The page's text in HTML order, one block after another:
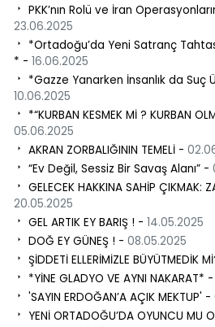
PKK’nın Rolü ve İran
23.06.2025
*Ortadoğu’da Yeni Satranç
* - 16.06.2025
*Gazze Yanarken İnsanlık da Suç
10.06.2025
*“KURBAN KESMEK Mİ ? KURBAN
05.06.2025
AKRAN ZORBALIĞININ TEMELİ -
“Ev Değil, Sessiz Bir Savaş Alanı” -
GELECEK HAKKINA SAHİP ÇIKMAK:
20.05.2025
GEL ARTIK EY BARIŞ ! - 14.05.2025
DOĞ EY GÜNEŞ ! - 08.05.2025
ŞİDDETİ ELLERİMİZLE BÜYÜTMEDİK
*YİNE GLADYO VE AYNI NAKARAT* -
'SAYIN ERDOĞAN’A AÇIK MEKTUP' -
YENİ ORTADOĞU’DA OYUNCU MU